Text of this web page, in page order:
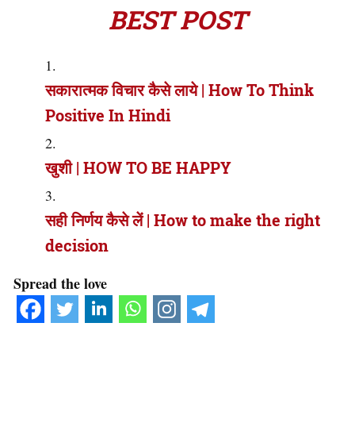
BEST POST
सकारात्मक विचार कैसे लाये | How To Think
Positive In Hindi
खुशी | HOW TO BE HAPPY
सही निर्णय कैसे लें | How to make the right
decision
Spread the love